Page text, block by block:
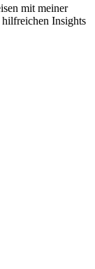
mit meiner
Insights